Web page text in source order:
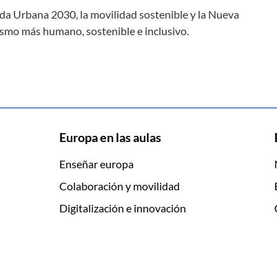
Urbana 2030, la movilidad sostenible y la Nueva
más humano, sostenible e inclusivo.
Europa en las aulas
Enseñar europa
Colaboración y movilidad
Digitalización e innovación